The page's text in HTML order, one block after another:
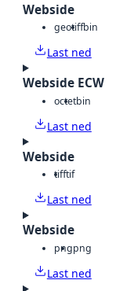
Webside
geotiffbin
Last ned
Webside ECW
octetbin
Last ned
Webside
tifftif
Last ned
Webside
pngpng
Last ned